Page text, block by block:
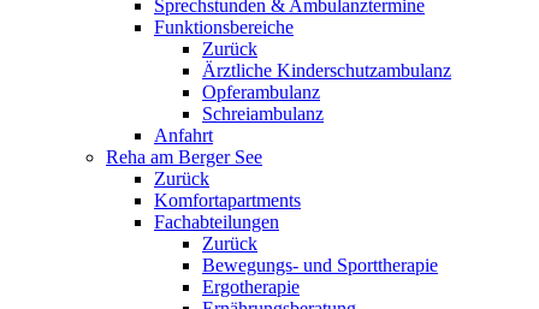
Sprechstunden & Ambulanztermine
Funktionsbereiche
Zurück
Ärztliche Kinderschutzambulanz
Opferambulanz
Schreiambulanz
Anfahrt
Reha am Berger See
Zurück
Komfortapartments
Fachabteilungen
Zurück
Bewegungs- und Sporttherapie
Ergotherapie